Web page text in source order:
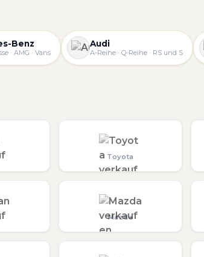
Benz
· AMG · Vans
Audi
A-Reihe · Q-Reihe · RS und S
Toyota
Mazda